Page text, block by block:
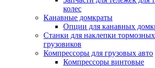
колес
Канавные домкраты
Опции для канавных
Станки для наклепки
грузовиков
Компрессоры для грузовых авто
Компрессоры винтовые